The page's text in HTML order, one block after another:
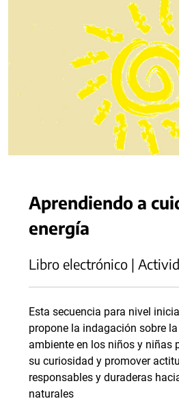
Aprendiendo a
energía
Libro electrónico |
Esta secuencia para nivel
propone la indagación sobre
ambiente en los niños y niñas
su curiosidad y promover
responsables y duraderas
naturales